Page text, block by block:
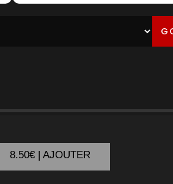
CHICKEN
8.50€ | AJOUTER